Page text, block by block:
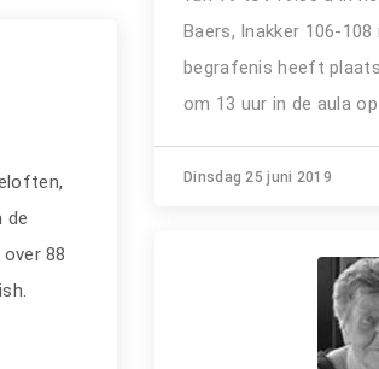
de
88
Baers, Inakker 106-108
begrafenis heeft
om 13 uur in de aula
Dinsdag 25 juni 2019